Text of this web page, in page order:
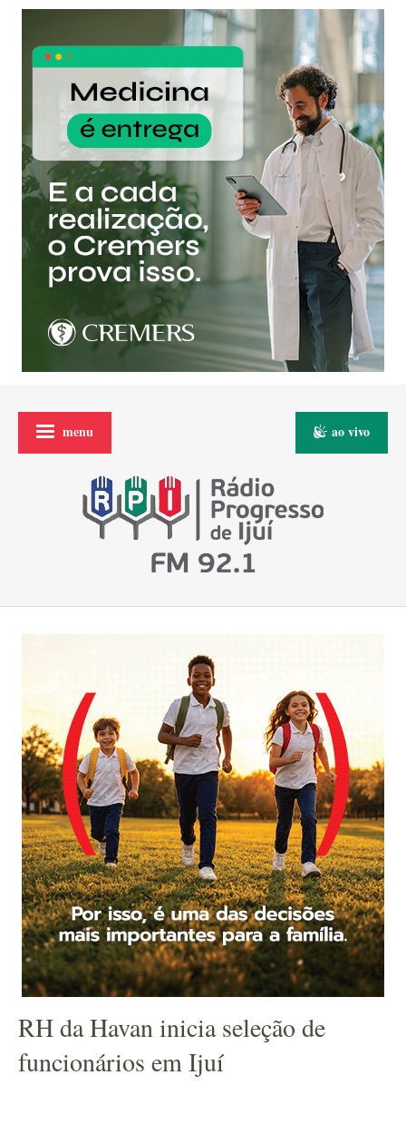
menu ao vivo
RH da Havan inicia seleção de
funcionários em Ijuí